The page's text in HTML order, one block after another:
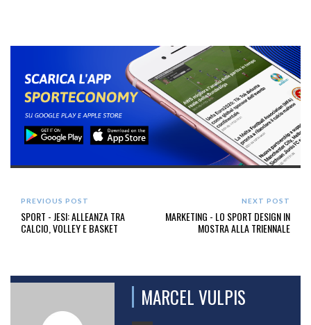
PREVIOUS POST
SPORT - JESI: ALLEANZA TRA
CALCIO, VOLLEY E BASKET
NEXT POST
MARKETING - LO SPORT DESIGN IN
MOSTRA ALLA TRIENNALE
MARCEL VULPIS